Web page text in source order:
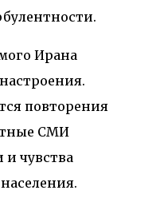
Ирана
повторения
СМИ
чувства